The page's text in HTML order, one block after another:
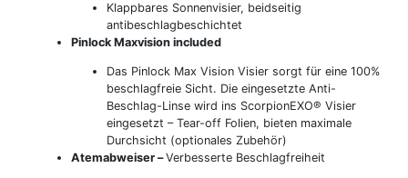
Klappbares Sonnenvisier, beidseitig
antibeschlagbeschichtet
Pinlock Maxvision included
Das Pinlock Max Vision Visier sorgt für eine 100%
beschlagfreie Sicht. Die eingesetzte Anti-
Beschlag-Linse wird ins ScorpionEXO® Visier
eingesetzt – Tear-off Folien, bieten maximale
Durchsicht (optionales Zubehör)
Atemabweiser –Verbesserte Beschlagfreiheit